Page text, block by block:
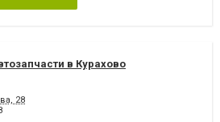
в Курахово
28